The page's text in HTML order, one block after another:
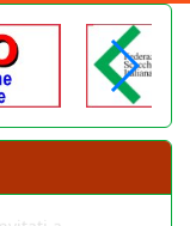
del
ha approvato
del Settore